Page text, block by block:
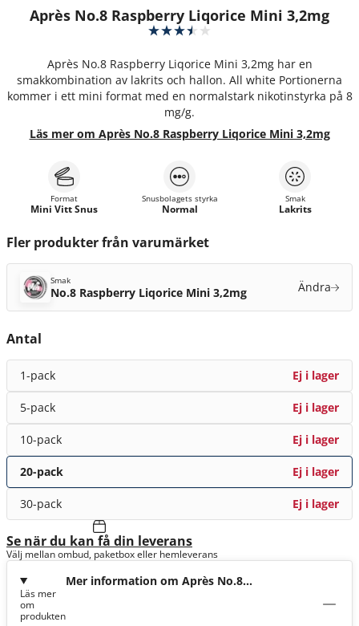
Après No.8 Raspberry Liqorice Mini 3,2mg
Après No.8 Raspberry Liqorice Mini 3,2mg har en
smakkombination av lakrits och hallon. All white Portionerna
kommer i ett mini format med en normalstark nikotinstyrka på 8
mg/g.
Läs mer om Après No.8 Raspberry Liqorice Mini 3,2mg
Format
Mini Vitt Snus
Snusbolagets styrka
Normal
Smak
Lakrits
Fler produkter från varumärket
Smak
No.8 Raspberry Liqorice Mini 3,2mg Ändra
Antal
1-pack Ej i lager
5-pack Ej i lager
10-pack Ej i lager
20-pack Ej i lager
30-pack Ej i lager
Se när du kan få din leverans
Välj mellan ombud, paketbox eller hemleverans
Mer information om Après No.8
Läs mer
om
produkten